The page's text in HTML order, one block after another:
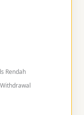
Rendah